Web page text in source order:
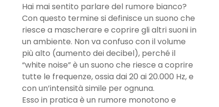
Hai mai sentito parlare del rumore bianco?
Con questo termine si definisce un suono che
riesce a mascherare e coprire gli altri suoni in
un ambiente. Non va confuso con il volume
più alto (aumento dei decibel), perché il
“white noise” è un suono che riesce a coprire
tutte le frequenze, ossia dai 20 ai 20.000 Hz, e
con un’intensità simile per ognuna.
Esso in pratica è un rumore monotono e